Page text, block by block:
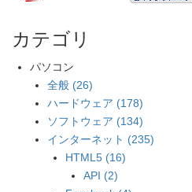
カテゴリ
パソコン
全般 (26)
ハードウェア (178)
ソフトウェア (134)
インターネット (235)
HTML5 (16)
API (2)